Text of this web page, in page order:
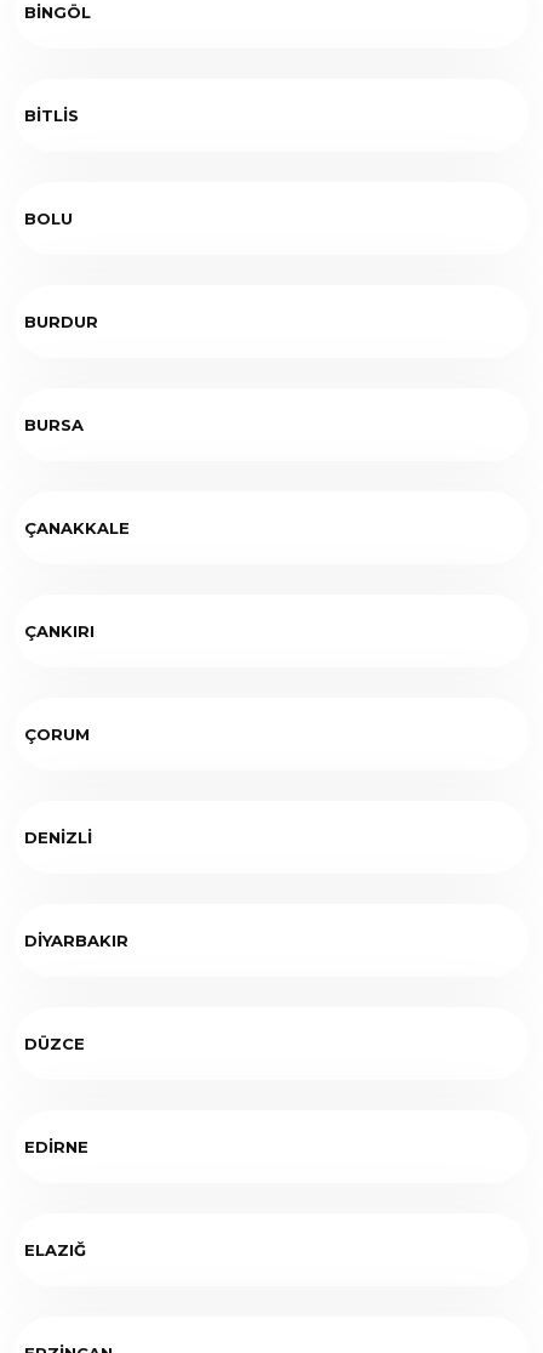
BİNGÖL
BİTLİS
BOLU
BURDUR
BURSA
ÇANAKKALE
ÇANKIRI
ÇORUM
DENİZLİ
DİYARBAKIR
DÜZCE
EDİRNE
ELAZIĞ